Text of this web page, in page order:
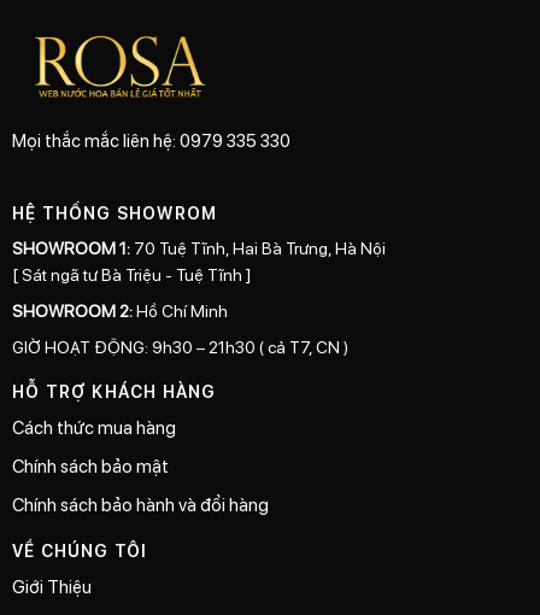
Mọi thắc mắc liên hệ: 0979 335 330
HỆ THỐNG SHOWROM
SHOWROOM 1: 70 Tuệ Tĩnh, Hai Bà Trưng, Hà Nội
[ Sát ngã tư Bà Triệu - Tuệ Tĩnh ]
SHOWROOM 2:Hồ Chí Minh
GIỜ HOẠT ĐỘNG: 9h30 – 21h30 ( cả T7, CN )
HỖ TRỢ KHÁCH HÀNG
Cách thức mua hàng
Chính sách bảo mật
Chính sách bảo hành và đổi hàng
VỀ CHÚNG TÔI
Giới Thiệu